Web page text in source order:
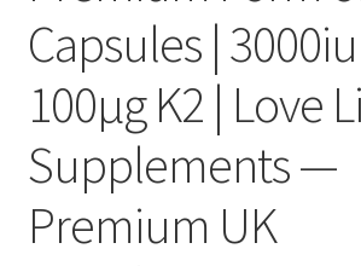
Capsules |
100μg K2 | Love
Supplements —
Premium UK